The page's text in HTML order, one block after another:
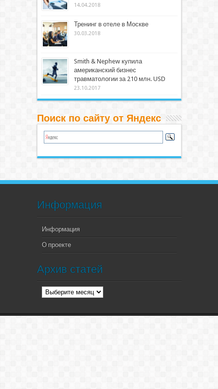
14.04.2018
Тренинг в отеле в Москве
30.03.2018
Smith & Nephew купила
американский бизнес
травматологии за 210 млн. USD
23.10.2017
Поиск по сайту от Яндекс
Информация
Информация
О проекте
Архив статей
Архив
статей